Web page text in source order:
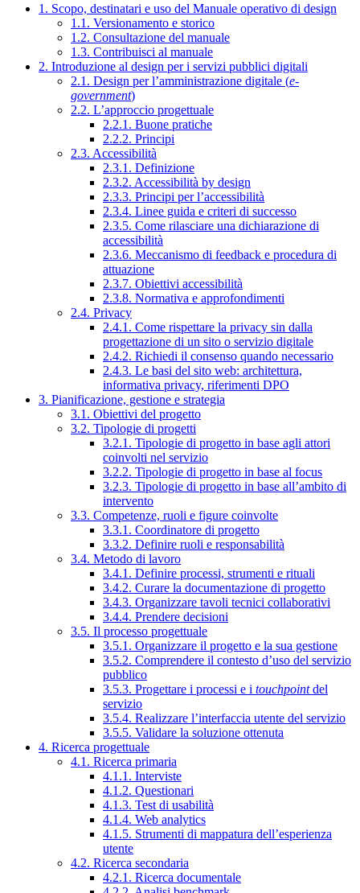
1. Scopo, destinatari e uso del Manuale operativo di design
1.1. Versionamento e storico
1.2. Consultazione del manuale
1.3. Contribuisci al manuale
2. Introduzione al design per i servizi pubblici digitali
2.1. Design per l’amministrazione digitale (e-
government)
2.2. L’approccio progettuale
2.2.1. Buone pratiche
2.2.2. Principi
2.3. Accessibilità
2.3.1. Definizione
2.3.2. Accessibilità by design
2.3.3. Principi per l’accessibilità
2.3.4. Linee guida e criteri di successo
2.3.5. Come rilasciare una dichiarazione di
accessibilità
2.3.6. Meccanismo di feedback e procedura di
attuazione
2.3.7. Obiettivi accessibilità
2.3.8. Normativa e approfondimenti
2.4. Privacy
2.4.1. Come rispettare la privacy sin dalla
progettazione di un sito o servizio digitale
2.4.2. Richiedi il consenso quando necessario
2.4.3. Le basi del sito web: architettura,
informativa privacy, riferimenti DPO
3. Pianificazione, gestione e strategia
3.1. Obiettivi del progetto
3.2. Tipologie di progetti
3.2.1. Tipologie di progetto in base agli attori
coinvolti nel servizio
3.2.2. Tipologie di progetto in base al focus
3.2.3. Tipologie di progetto in base all’ambito di
intervento
3.3. Competenze, ruoli e figure coinvolte
3.3.1. Coordinatore di progetto
3.3.2. Definire ruoli e responsabilità
3.4. Metodo di lavoro
3.4.1. Definire processi, strumenti e rituali
3.4.2. Curare la documentazione di progetto
3.4.3. Organizzare tavoli tecnici collaborativi
3.4.4. Prendere decisioni
3.5. Il processo progettuale
3.5.1. Organizzare il progetto e la sua gestione
3.5.2. Comprendere il contesto d’uso del servizio
pubblico
3.5.3. Progettare i processi e i touchpointdel
servizio
3.5.4. Realizzare l’interfaccia utente del servizio
3.5.5. Validare la soluzione ottenuta
4. Ricerca progettuale
4.1. Ricerca primaria
4.1.1. Interviste
4.1.2. Questionari
4.1.3. Test di usabilità
4.1.4. Web analytics
4.1.5. Strumenti di mappatura dell’esperienza
utente
4.2. Ricerca secondaria
4.2.1. Ricerca documentale